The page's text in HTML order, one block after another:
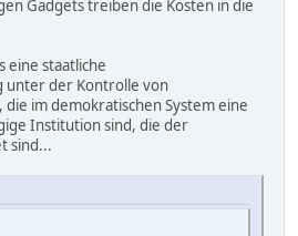
Gadgets treiben die Kosten in die
eine staatliche
unter der Kontrolle von
im demokratischen System eine
Institution sind, die der
sind...